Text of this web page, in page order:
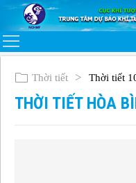
Thời tiết Thời tiết
THỜI TIẾT HÒA